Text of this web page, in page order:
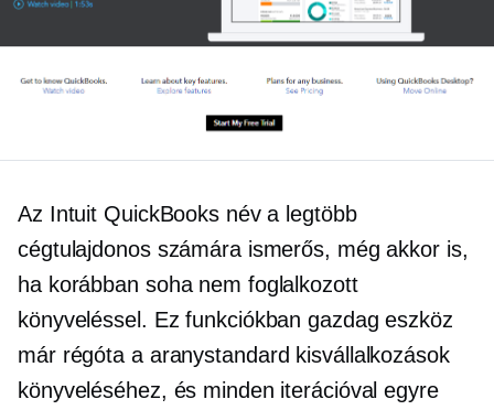
Az Intuit QuickBooks név a legtöbb
cégtulajdonos számára ismerős, még akkor is,
ha korábban soha nem foglalkozott
könyveléssel. Ezfunkciókban gazdag eszköz
már régóta a aranystandard kisvállalkozások
könyveléséhez, és minden iterációval egyre